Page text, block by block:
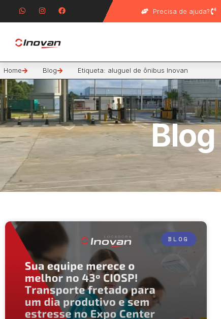
Precisa de ajuda?
Home Blog Etiqueta: aluguel de ônibus Inovan
Blog
BLOG